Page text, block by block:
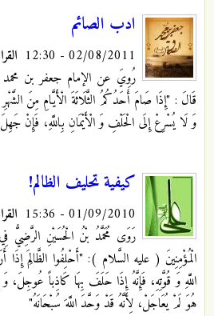
ادب الصائم
02/08/2011 - 12:30
رُوِيَ عن الإمام جعفر بن
قَالَ : "إِذَا صَامَ أَحَدُكُمُ الثَّلَاثَةَ الْأَيَّامِ مِنَ
وَ لَا يُسْرِعْ إِلَى الْحَلْفِ وَ الْأَيْمَانِ بِاللَّهِ، فَإِنْ
كيفية تحليف الظالم!
01/09/2010 - 15:36
رَوَى مُحَمَّدُ بْنُ الْحُسَيْنِ الرَّضِيُّ
الْمُؤْمِنِينَ ( عليه السَّلام ): "أَحْلِفُوا الظَّالِمَ
اللَّهِ وَ قُوَّتِهِ، فَإِنَّهُ إِذَا حَلَفَ بِهَا كَاذِباً عُوجِلَ،
هُوَ لَمْ يُعَاجَلْ، لِأَنَّهُ قَدْ وَحَّدَ اللَّهَ سُبْحَانَهُ"